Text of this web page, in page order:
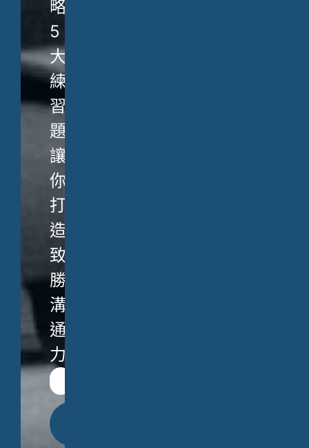
略、
5
大
練
習
題，
讓
你
打
造
致
勝
溝
通
力。